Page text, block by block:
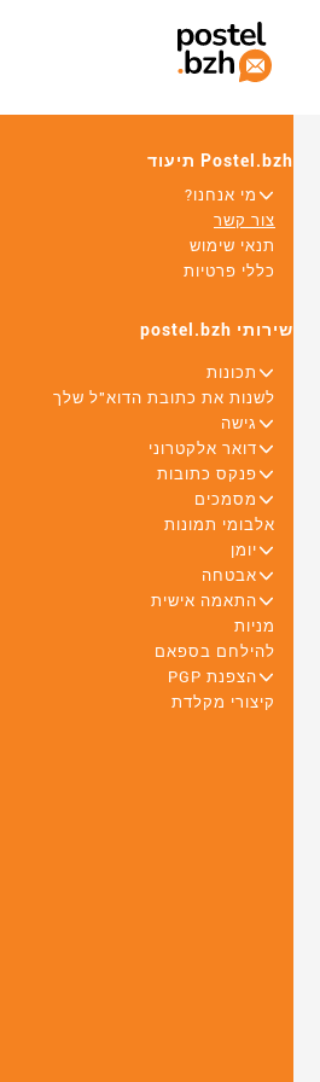
Postel.bzh תיעוד
מי אנחנו? +
צור קשר
תנאי שימוש
כללי פרטיות
שירותי postel.bzh
תכונות +
לשנות את כתובת הדוא"ל שלך
גישה +
דואר אלקטרוני +
פנקס כתובות +
מסמכים +
אלבומי תמונות
יומן +
אבטחה +
התאמה אישית +
מניות
להילחם בספאם
הצפנת PGP +
קיצורי מקלדת